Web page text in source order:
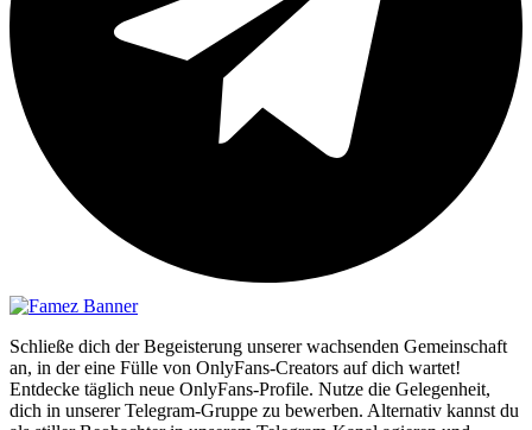
Schließe dich der Begeisterung unserer wachsenden Gemeinschaft
an, in der eine Fülle von OnlyFans-Creators auf dich wartet!
Entdecke täglich neue OnlyFans-Profile. Nutze die Gelegenheit,
dich in unserer Telegram-Gruppe zu bewerben. Alternativ kannst du